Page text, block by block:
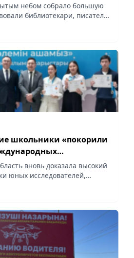
небом собрало большую
библиотекари, писатели
школьники и
Vecher.kz.
школьники «покорили
в Астаневновь доказала высокий
юных исследователей,